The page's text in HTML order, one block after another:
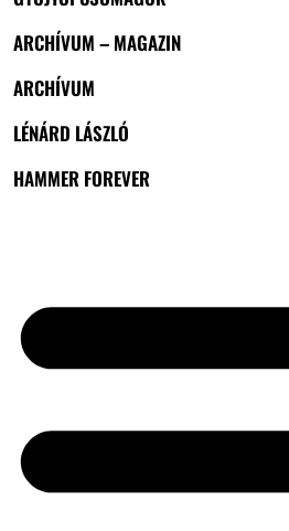
ARCHÍVUM – MAGAZIN
ARCHÍVUM
LÉNÁRD LÁSZLÓ
HAMMER FOREVER